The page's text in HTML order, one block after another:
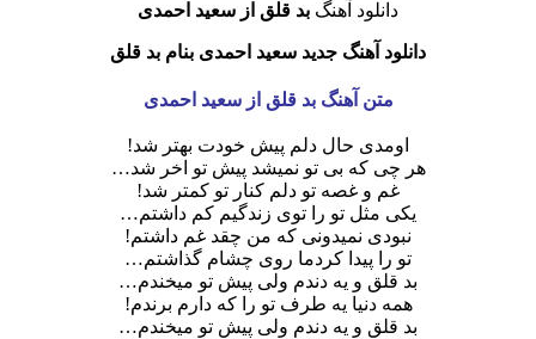
دانلود آهنگبد قلقاز سعید احمدی
دانلود آهنگ جدید سعید احمدی بنام بد قلق
متن آهنگ بد قلق از سعید احمدی
اومدی حال دلم پیش خودت بهتر شد!
هر چی که بی تو نمیشد پیش تو اخر شد…
غم و غصه تو دلم کنار تو کمتر شد!
یکی مثل تو را توی زندگیم کم داشتم…
نبودی نمیدونی که من چقد غم داشتم!
تو را پیدا کردما روی چشام گذاشتم…
بد قلق و یه دندم ولی پیش تو میخندم…
همه دنیا یه طرف تو را که دارم برندم!
بد قلق و یه دندم ولی پیش تو میخندم…